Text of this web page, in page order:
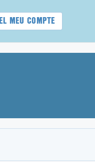
EL MEU COMPTE